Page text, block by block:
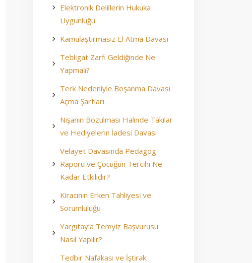
Elektronik Delillerin Hukuka
Uygunluğu
Kamulaştırmasız El Atma Davası
Tebligat Zarfı Geldiğinde Ne
Yapmalı?
Terk Nedeniyle Boşanma Davası
Açma Şartları
Nişanın Bozulması Halinde Takılar
ve Hediyelerin İadesi Davası
Velayet Davasında Pedagog
Raporu ve Çocuğun Tercihi Ne
Kadar Etkilidir?
Kiracının Erken Tahliyesi ve
Sorumluluğu
Yargıtay’a Temyiz Başvurusu
Nasıl Yapılır?
Tedbir Nafakası ve İştirak